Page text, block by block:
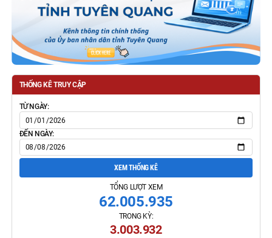
THỐNG KÊ TRUY CẬP
TỪ NGÀY:
ĐẾN NGÀY:
XEM THỐNG KÊ
TỔNG LƯỢT XEM
62.005.935
TRONG KỲ:
3.003.932